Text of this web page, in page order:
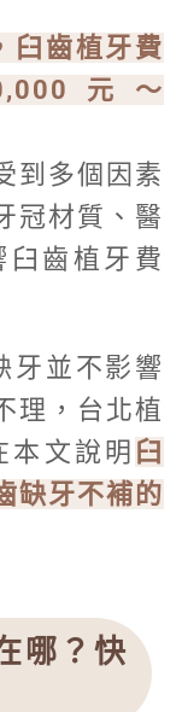
臼齒植牙費
元～
到多個因素
冠材質、醫
齒植牙費
牙並不影響
理，台北植
本文說明 臼
缺牙不補的
哪？快